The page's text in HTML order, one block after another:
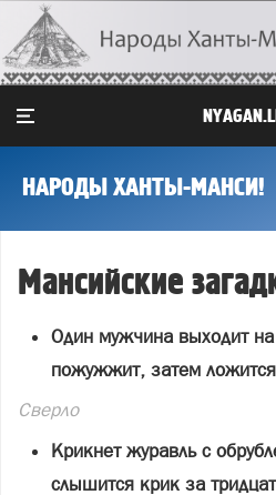
НАРОДЫ ХАНТЫ-МАНСИ!
Мансийские
Один мужчина выходит
пожужжит, затем
Сверло
Крикнет журавль с
слышится крик за